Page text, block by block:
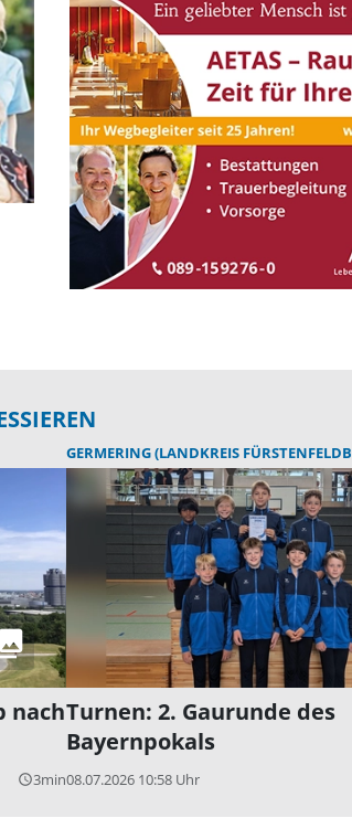
nach
query_builder3min
GERMERING (LANDKREIS
Turnen: 2. Gaurunde des
Bayernpokals
08.07.2026 10:58 Uhr